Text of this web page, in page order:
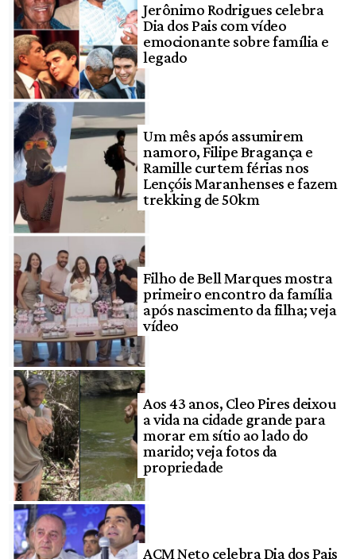
Jerônimo Rodrigues celebra
Dia dos Pais com vídeo
emocionante sobre família e
legado
Um mês após assumirem
namoro, Filipe Bragança e
Ramille curtem férias nos
Lençóis Maranhenses e fazem
trekking de 50km
Filho de Bell Marques mostra
primeiro encontro da família
após nascimento da filha; veja
vídeo
Aos 43 anos, Cleo Pires deixou
a vida na cidade grande para
morar em sítio ao lado do
marido; veja fotos da
propriedade
ACM Neto celebra Dia dos Pais